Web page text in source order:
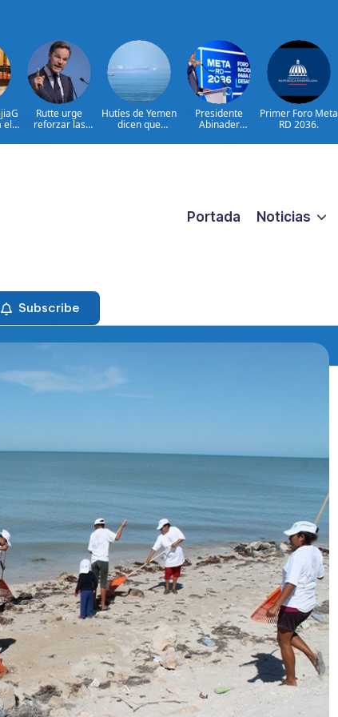
el
Rutte urge
reforzar las
ucranianas
Hutíes de Yemen
dicen que
petroleros
Presidente
Abinader
primer Foro Meta
Primer Foro Meta
RD 2036.
Portada Noticias
Subscribe